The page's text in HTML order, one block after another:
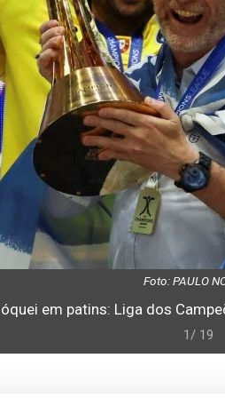
Foto: PAULO
em patins: Liga dos
1/ 19